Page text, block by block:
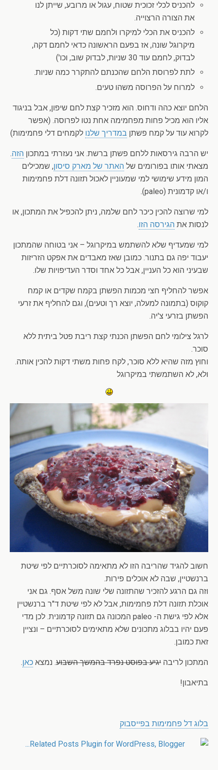
להכניס לכלי זכוכית שטוח, עגול או מרובע, שייתן לנו
את הצורה הרצוייה.
להכניס את הכלי למיקרו ולחמם שתי דקות (כל
מיקרוגל שונה, אז בפעם הראשונה כדאי לחמם דקה,
לבדוק, לחמם עוד 30 שניות, לבדוק שוב, וכו')
לתת לפרוסת הלחם שהכנתם להתקרר כמה שניות.
למרוח על הפרוסה משהו טעים.
הלחם יוצא כהה ודחוס. הוא מזכיר קצת לחם שיפון, אבל בניגוד
אליו הוא מכיל פחות מפחמימה אחת נטו לפרוסה. (אפשר
לקרוא עוד על קמח פשתן במדריך שלנו לקמחים דלי פחמימות)
יש הרבה גירסאות ללחם פשתן ברשת. אני נעזרתי במתכון הזה.
מצאתי אותו בפורומים של האתר של מארק סיסון, שמכילים
המון מידע שימושי למי שמעוניין לאכול תזונה דלת פחמימות
ו/או קדמונית (paleo).
למי שרוצה להכין כיכר לחם שלמה, ניתן להכפיל את המתכון, או
לנסות את הגירסה הזו.
למי שמעדיף שלא להשתמש במיקרוגל – אני בטוחה שהמתכון
יעבוד יפה גם בתנור. כמובן שאז מאבדים את אפקט הזריזות
שבעיני הוא כל העניין, אבל כל אחד וסדר העדיפויות שלו.
אפשר להחליף חצי מכמות הפשתן בקמח שקדים או קמח
קוקוס (בתמונה למעלה, יוצא רך וטעים), וגם להחליף את זרעי
הפשתן בזרעי צ'יה.
לרגל צילומי לחם הפשתן הכנתי קצת ריבת פטל ביתית ללא
סוכר.
וחוץ מזה שהיא ללא סוכר, לקח פחות משתי דקות להכין אותה.
ולא, לא השתמשתי במיקרוגל
חשוב להגיד שהריבה הזו לא מתאימה לסוכרתיים לפי שיטת
ברנשטיין, שבה לא אוכלים פירות.
וזה גם הרגע להזכיר שהתזונה שלי שונה משל אסף. גם אני
אוכלת תזונה דלת פחמימות, אבל לא לפי שיטת ד"ר ברנשטיין
אלא לפי גישת ה- paleo המכונה גם תזונה קדמונית. לכן מדי
פעם יהיו בבלוג מתכונים שלא מתאימים לסוכרתיים – ונציין
זאת כמובן.
המתכון לריבה יגיע בפוסט נפרד בהמשך השבוע. נמצא כאן.
בתיאבון!
בלוג דל פחמימות בפייסבוק